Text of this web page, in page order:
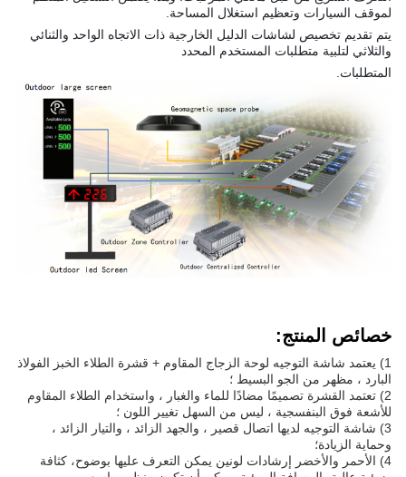
لموقف السيارات وتعظيم استغلال المساحة.
يتم تقديم تخصيص لشاشات الدليل الخارجية ذات الاتجاه الواحد والثنائي
والثلاثي لتلبية متطلبات المستخدم المحدد
المتطلبات.
خصائص المنتج:
1) يعتمد شاشة التوجيه لوحة الزجاج المقاوم + قشرة الطلاء الخبز الفولاذ
البارد ، مظهر من الجو البسيط ؛
2) تعتمد القشرة تصميمًا مضادًا للماء والغبار ، واستخدام الطلاء المقاوم
للأشعة فوق البنفسجية ، ليس من السهل تغيير اللون ؛
3) شاشة التوجيه لديها اتصال قصير ، والجهد الزائد ، والتيار الزائد ،
وحماية الزيادة؛
4) الأحمر والأخضر إرشادات لونين يمكن التعرف عليها بوضوح، كثافة